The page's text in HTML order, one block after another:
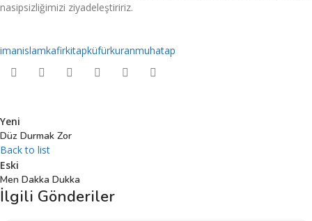
nasipsizliğimizi ziyadeleştiririz.
imanislamkafirkitapküfürkuranmuhatap
Yeni
Düz Durmak Zor
Back to list
Eski
Men Dakka Dukka
İlgili Gönderiler